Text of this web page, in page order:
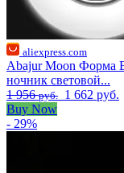
aliexpress.com
Abajur Moon Форма
ночник световой...
1 956руб. 1 662 руб.
Buy Now
- 29%